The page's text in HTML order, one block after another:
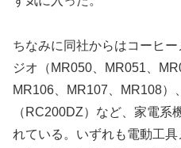
ちなみに同社からはコーヒ
ジオ（MR050、MR051、
MR106、MR107、MR108）
（RC200DZ）など、家電系
れている。いずれも電動工